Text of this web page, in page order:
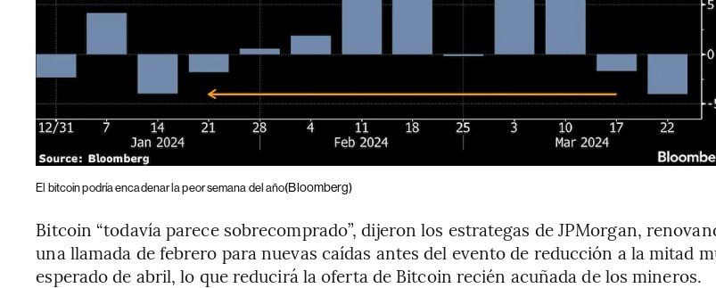
El bitcoin podría encadenar la peor semana del año(Bloomberg)
Bitcoin “todavía parece sobrecomprado”, dijeron los estrategas de JPMorgan,
una llamada de febrero para nuevas caídas antes del evento de reducción a la mitad
esperado de abril, lo que reducirá la oferta de Bitcoin recién acuñada de los mineros.